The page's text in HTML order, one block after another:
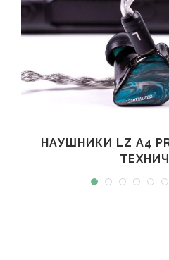
НАУШНИКИ LZ A4